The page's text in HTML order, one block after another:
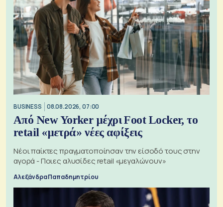
BUSINESS 08.08.2026, 07:00
Από New Yorker μέχρι Foot Locker, το
retail «μετρά» νέες αφίξεις
Νέοι παίκτες πραγματοποίησαν την είσοδό τους στην
αγορά - Ποιες αλυσίδες retail «μεγαλώνουν»
Αλεξάνδρα Παπαδημητρίου